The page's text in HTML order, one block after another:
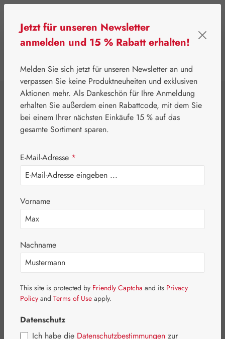
⌂ Gall Pharma Fit-Linie
Augen-Fit Kapseln
Bildergalerie überspringen
Jetzt für unseren Newsletter
anmelden und 15 % Rabatt erhalten!
Melden Sie sich jetzt für unseren Newsletter an und
verpassen Sie keine Produktneuheiten und exklusiven
Aktionen mehr. Als Dankeschön für Ihre Anmeldung
erhalten Sie außerdem einen Rabattcode, mit dem Sie
bei einem Ihrer nächsten Einkäufe 15 % auf das
gesamte Sortiment sparen.
E-Mail-Adresse *
Vorname
Nachname
This site is protected by Friendly Captcha and its Privacy
Policy and Terms of Use apply.
Datenschutz
Ich habe die Datenschutzbestimmungen zur